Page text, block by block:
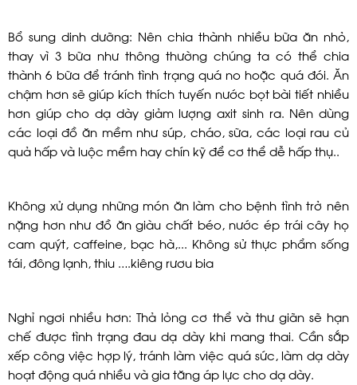
Bổ sung dinh dưỡng: Nên chia thành nhiều bữa ăn nhỏ,
thay vì 3 bữa như thông thường chúng ta có thể chia
thành 6 bữa để tránh tình trạng quá no hoặc quá đói. Ăn
chậm hơn sẽ giúp kích thích tuyến nước bọt bài tiết nhiều
hơn giúp cho dạ dày giảm lượng axit sinh ra. Nên dùng
các loại đồ ăn mềm như súp, cháo, sữa, các loại rau củ
quả hấp và luộc mềm hay chín kỹ để cơ thể dễ hấp thụ..
Không xử dụng những món ăn làm cho bệnh tình trở nên
nặng hơn như đồ ăn giàu chất béo, nước ép trái cây họ
cam quýt, caffeine, bạc hà,... Không sử thực phẩm sống
tái, đông lạnh, thiu ….kiêng rươu bia
Nghỉ ngơi nhiều hơn: Thả lỏng cơ thể và thư giãn sẽ hạn
chế được tình trạng đau dạ dày khi mang thai. Cần sắp
xếp công việc hợp lý, tránh làm việc quá sức, làm dạ dày
hoạt động quá nhiều và gia tăng áp lực cho dạ dày.